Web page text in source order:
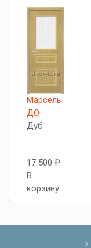
Марсель
ДО
Дуб
17 500 ₽
В
корзину